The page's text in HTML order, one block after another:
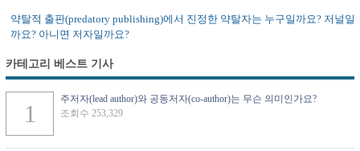
약탈적 출판(predatory publishing)에서 진정한 약탈자는 누구일까요? 저널일
까요? 아니면 저자일까요?
카테고리 베스트 기사
주저자(lead author)와 공동저자(co-author)는 무슨 의미인가요?
조회수 253,329